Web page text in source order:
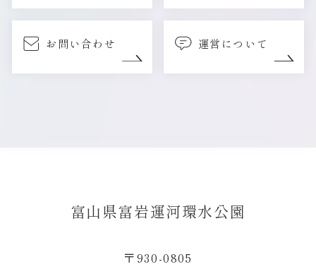
お問い合わせ 運営について
富山県富岩運河環水公園
〒930-0805